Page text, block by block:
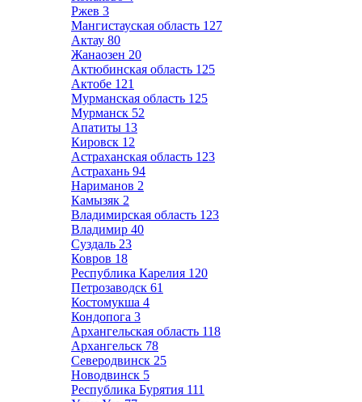
Ржев 3
Мангистауская область 127
Актау 80
Жанаозен 20
Актюбинская область 125
Актобе 121
Мурманская область 125
Мурманск 52
Апатиты 13
Кировск 12
Астраханская область 123
Астрахань 94
Нариманов 2
Камызяк 2
Владимирская область 123
Владимир 40
Суздаль 23
Ковров 18
Республика Карелия 120
Петрозаводск 61
Костомукша 4
Кондопога 3
Архангельская область 118
Архангельск 78
Северодвинск 25
Новодвинск 5
Республика Бурятия 111